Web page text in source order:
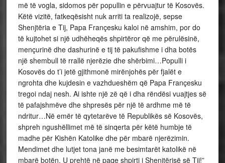
më të vogla, sidomos për popullin e përvuajtur të Kosovës.
Këtë vizitë, fatkeqësisht nuk arriti ta realizojë, sepse
Shenjtëria e Tij, Papa Françesku kaloi në amshim, por do
të kujtohet si një udhëheqës shpirtëror që me përulësinë,
mençurinë dhe dashurinë e tij të pakufishme i dha botës
një shembull të rrallë njerëzie dhe shërbimi…Populli i
Kosovës do t’i jetë gjithmonë mirënjohës për fjalët e
ngrohta dhe kujdesin e vazhdueshëm që Papa Françesku
tregoi ndaj nesh. Ai ishte një zë që i dha rëndësi vuajtjes së
të pafajshmëve dhe shpresës për një të ardhme më të
ndritur…Në emër të qytetarëve të Republikës së Kosovës,
shpreh ngushëllimet më të sinqerta për këtë humbje të
madhe për Kishën Katolike dhe për mbarë njerëzimin.
Mendimet dhe lutjet tona janë me besimtarët katolikë në
mbarë botën. U prehtë në paqe shpirti i Shenjtërisë së Tij!”